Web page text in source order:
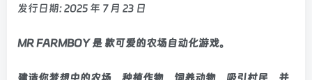
发行日期: 2025 年 7 月 23 日
MR FARMBOY 是 款可爱的农场自动化游戏。